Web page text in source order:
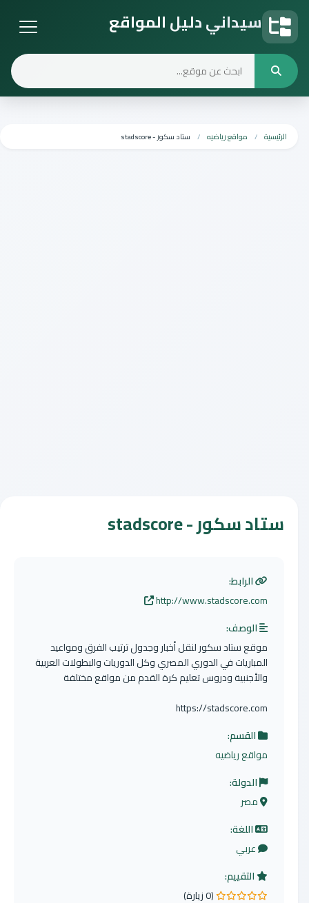
سيداني دليل المواقع
الرئيسية مواقع رياضيه ستاد سكور - stadscore
ستاد سكور - stadscore
الرابط:
http://www.stadscore.com
الوصف:
موقع ستاد سكور لنقل أخبار وجدول ترتيب الفرق ومواعيد
المباريات في الدوري المصري وكل الدوريات والبطولات العربية
والأجنبية ودروس تعليم كرة القدم من مواقع مختلفة
https://stadscore.com
القسم:
مواقع رياضيه
الدولة:
مصر
اللغة:
عربي
التقييم:
0.0 من 5 نجوم
(0 زيارة)